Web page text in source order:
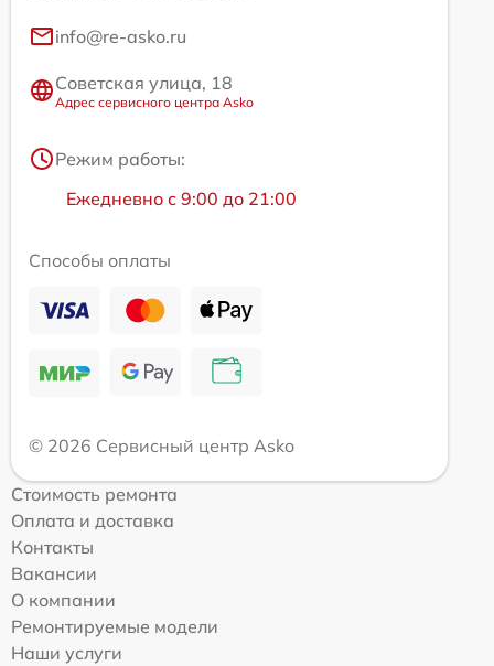
info@re-asko.ru
Советская улица, 18
Адрес сервисного центра Asko
Режим работы:
Ежедневно с 9:00 до 21:00
Способы оплаты
© 2026 Сервисный центр Asko
Стоимость ремонта
Оплата и доставка
Контакты
Вакансии
О компании
Ремонтируемые модели
Наши услуги